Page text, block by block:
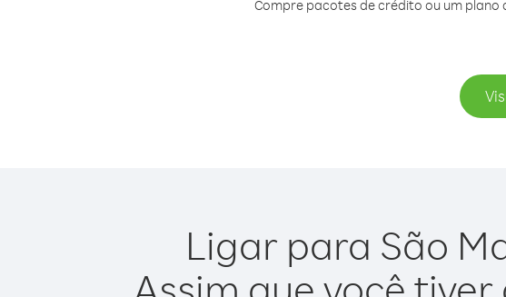
Compre pacotes de crédito ou um
Ligar para São